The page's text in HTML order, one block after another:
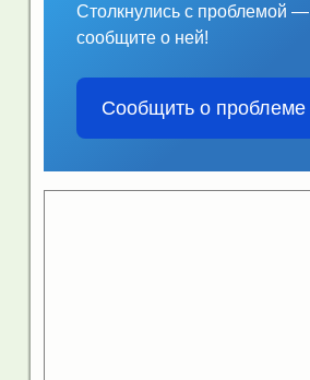
Столкнулись с проблемой —
сообщите о ней!
Сообщить о проблеме